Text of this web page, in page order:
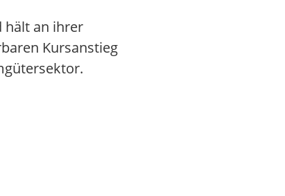
hält an ihrer
Kursanstieg